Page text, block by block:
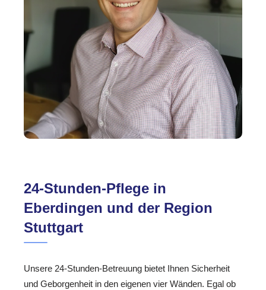
24-Stunden-Pflege in
Eberdingen und der Region
Stuttgart
Unsere 24-Stunden-Betreuung bietet Ihnen Sicherheit
und Geborgenheit in den eigenen vier Wänden. Egal ob